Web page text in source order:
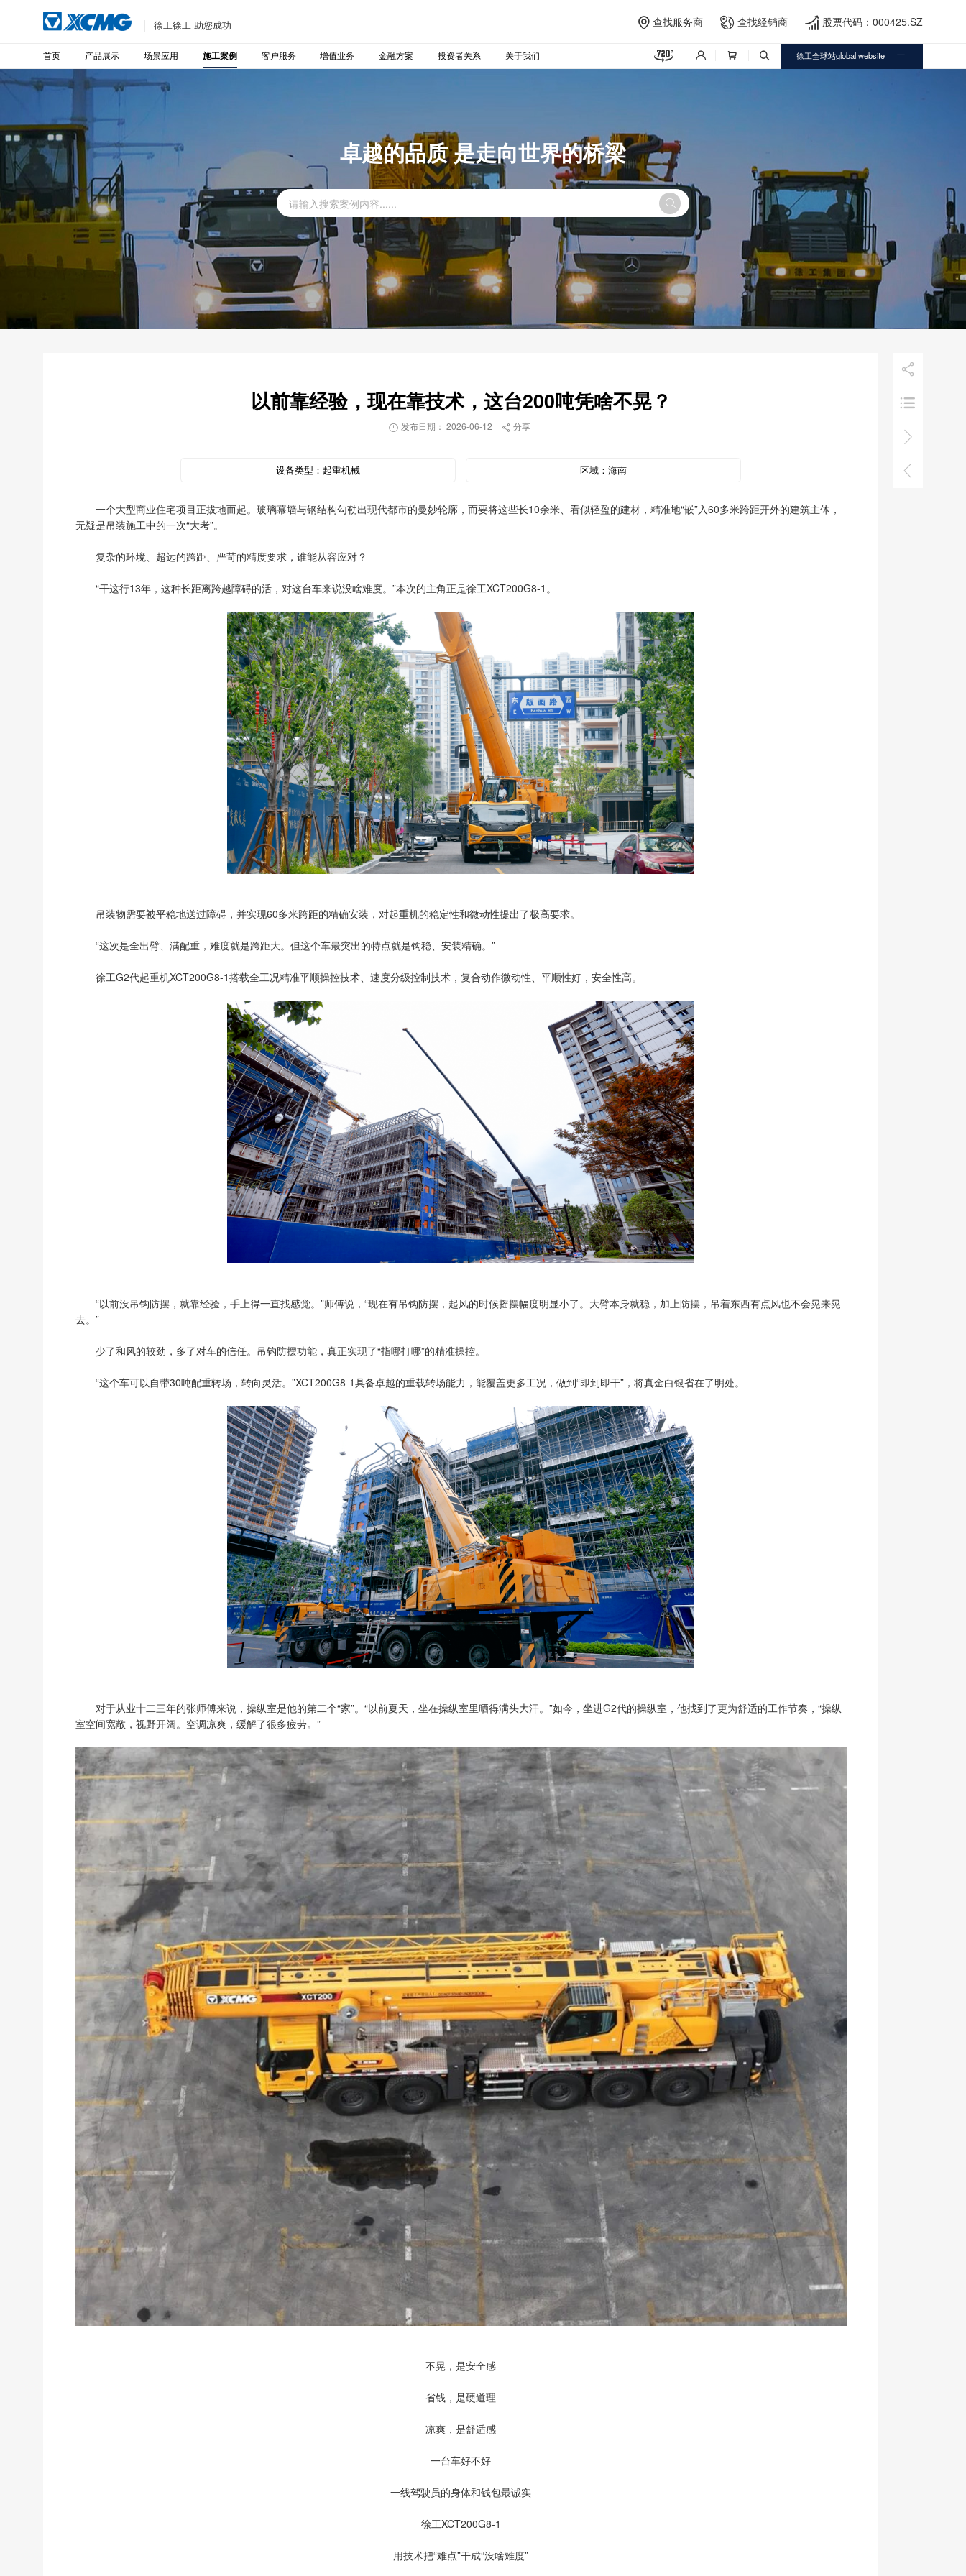
徐工徐工 助您成功  查找服务商  查找经销商  股票代码：000425.SZ
首页 产品展示 场景应用 施工案例 客户服务 增值业务 金融方案 投资者关系 关于我们     徐工全球站global website 
卓越的品质 是走向世界的桥梁





以前靠经验，现在靠技术，这台200吨凭啥不晃？
 发布日期： 2026-06-12  分享
设备类型： 起重机械 区域：海南
一个大型商业住宅项目正拔地而起。玻璃幕墙与钢结构勾勒出现代都市的曼妙轮廓，而要将这些长10余米、看似轻盈的建材，精准地“嵌”入60多米跨距开外的建筑主体，
无疑是吊装施工中的一次“大考”。
复杂的环境、超远的跨距、严苛的精度要求，谁能从容应对？
“干这行13年，这种长距离跨越障碍的活，对这台车来说没啥难度。”本次的主角正是徐工XCT200G8-1。
吊装物需要被平稳地送过障碍，并实现60多米跨距的精确安装，对起重机的稳定性和微动性提出了极高要求。
“这次是全出臂、满配重，难度就是跨距大。但这个车最突出的特点就是钩稳、安装精确。”
徐工G2代起重机XCT200G8-1搭载全工况精准平顺操控技术、速度分级控制技术，复合动作微动性、平顺性好，安全性高。
“以前没吊钩防摆，就靠经验，手上得一直找感觉。”师傅说，“现在有吊钩防摆，起风的时候摇摆幅度明显小了。大臂本身就稳，加上防摆，吊着东西有点风也不会晃来晃
去。”
少了和风的较劲，多了对车的信任。吊钩防摆功能，真正实现了“指哪打哪”的精准操控。
“这个车可以自带30吨配重转场，转向灵活。”XCT200G8-1具备卓越的重载转场能力，能覆盖更多工况，做到“即到即干”，将真金白银省在了明处。
对于从业十二三年的张师傅来说，操纵室是他的第二个“家”。“以前夏天，坐在操纵室里晒得满头大汗。”如今，坐进G2代的操纵室，他找到了更为舒适的工作节奏，“操纵
室空间宽敞，视野开阔。空调凉爽，缓解了很多疲劳。”
不晃，是安全感
省钱，是硬道理
凉爽，是舒适感
一台车好不好
一线驾驶员的身体和钱包最诚实
徐工XCT200G8-1
用技术把“难点”干成“没啥难度”